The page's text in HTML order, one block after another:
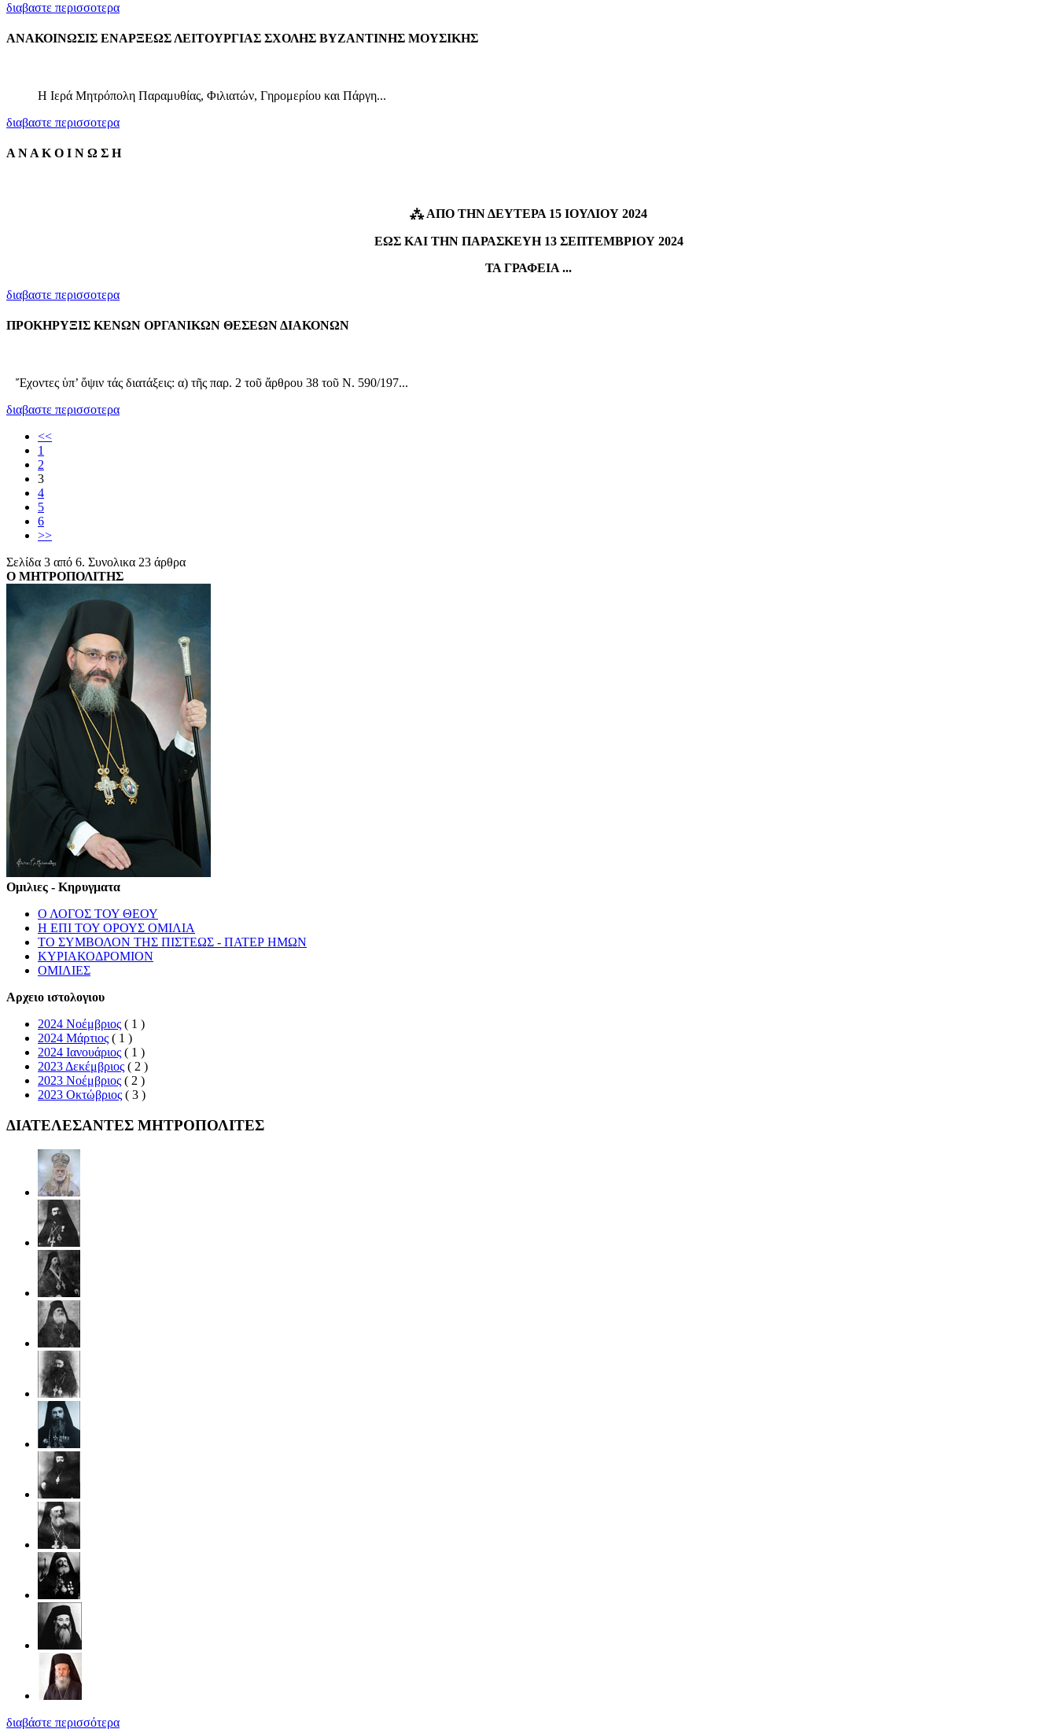
διαβαστε περισσοτερα
ΑΝΑΚΟΙΝΩΣΙΣ ΕΝΑΡΞΕΩΣ ΛΕΙΤΟΥΡΓΙΑΣ ΣΧΟΛΗΣ ΒΥΖΑΝΤΙΝΗΣ ΜΟΥΣΙΚΗΣ
Η Ι­ε­ρά Μη­τρό­πο­λη Πα­ρα­μυ­θί­ας, Φι­λια­τών, Γη­ρο­με­ρί­ου και Πάρ­γη...
διαβαστε περισσοτερα
Α Ν Α Κ Ο Ι Ν Ω Σ Η
⁂ΑΠΟ ΤΗΝ ΔΕΥΤΕΡΑ 15 ΙΟΥΛΙΟΥ 2024
ΕΩΣ ΚΑΙ ΤΗΝ ΠΑΡΑΣΚΕΥΗ 13 ΣΕΠΤΕΜΒΡΙΟΥ 2024
ΤΑ ΓΡΑΦΕΙΑ ...
διαβαστε περισσοτερα
ΠΡΟΚΗΡΥΞΙΣ ΚΕΝΩΝ ΟΡΓΑΝΙΚΩΝ ΘΕΣΕΩΝ ΔΙΑΚΟΝΩΝ
Ἔ­χον­τες ὑ­π’ ὄ­ψιν τάς δι­α­τά­ξεις: α) τῆς παρ. 2 τοῦ ἄρ­θρου 38 τοῦ Ν. 590/197...
διαβαστε περισσοτερα
<<
1
2
3
4
5
6
>>
Σελίδα 3 από 6. Συνολικα 23 άρθρα
Ο ΜΗΤΡΟΠΟΛΙΤΗΣ
Ομιλιες - Κηρυγματα
Ο ΛΟΓΟΣ ΤΟΥ ΘΕΟΥ
Η ΕΠΙ ΤΟΥ ΟΡΟΥΣ ΟΜΙΛΙΑ
ΤΟ ΣΥΜΒΟΛΟΝ ΤΗΣ ΠΙΣΤΕΩΣ - ΠΑΤΕΡ ΗΜΩΝ
ΚΥΡΙΑΚΟΔΡΟΜΙΟΝ
ΟΜΙΛΙΕΣ
Αρχειο ιστολογιου
2024 Νοέμβριος ( 1 )
2024 Μάρτιος ( 1 )
2024 Ιανουάριος ( 1 )
2023 Δεκέμβριος ( 2 )
2023 Νοέμβριος ( 2 )
2023 Οκτώβριος ( 3 )
ΔΙΑΤΕΛΕΣΑΝΤΕΣ ΜΗΤΡΟΠΟΛΙΤΕΣ
διαβάστε περισσότερα